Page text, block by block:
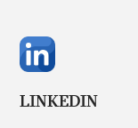
LINKEDIN